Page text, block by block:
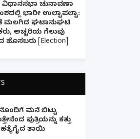
ವಿಧಾನಸಭಾ ಚುನಾವಣಾ
ಭಾರೀ ಉಲ್ಟಾಪಲ್ಟಾ:
ಮಲಗಿದ ಘಟಾನುಘಟಿ
ಅಚ್ಚರಿಯ ಗೆಲುವು
ಹೊಸಬರು [Election]
ಮನೆ ಬಿಟ್ಟು
ಪುತ್ರಿಯನ್ನು ಕತ್ತು
ತಾಯಿ